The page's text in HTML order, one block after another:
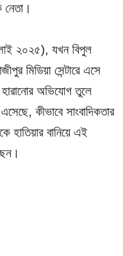
নেতা।
২০২৫), যখন বিপুল
মিডিয়া সেন্টারে এসে
হারানোর অভিযোগ তুলে
কীভাবে সাংবাদিকতার
হাতিয়ার বানিয়ে এই